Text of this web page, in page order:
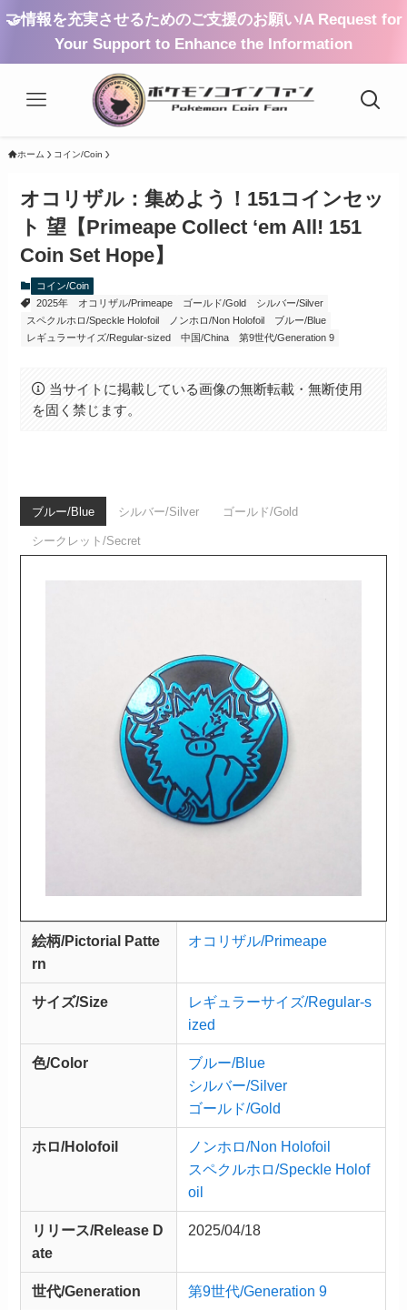
🤝情報を充実させるためのご支援のお願い/A Request for
Your Support to Enhance the Information
ホーム コイン/Coin
オコリザル：集めよう！151コインセッ
ト 望【Primeape Collect ‘em All! 151
Coin Set Hope】
コイン/Coin
2025年
オコリザル/Primeape ゴールド/Gold
シルバー/Silver
スペクルホロ/Speckle Holofoil
ノンホロ/Non Holofoil
ブルー/Blue
レギュラーサイズ/Regular-sized
中国/China 第9世代/Generation 9
当サイトに掲載している画像の無断転載・無断使用
を固く禁じます。
ブルー/Blue シルバー/Silver ゴールド/Gold
シークレット/Secret
絵柄/Pictorial Patte
rn
オコリザル/Primeape
サイズ/Size
レギュラーサイズ/Regular-s
ized
色/Color
ブルー/Blue
シルバー/Silver
ゴールド/Gold
ホロ/Holofoil
ノンホロ/Non Holofoil
スペクルホロ/Speckle Holof
oil
リリース/Release D
ate
2025/04/18
世代/Generation 第9世代/Generation 9